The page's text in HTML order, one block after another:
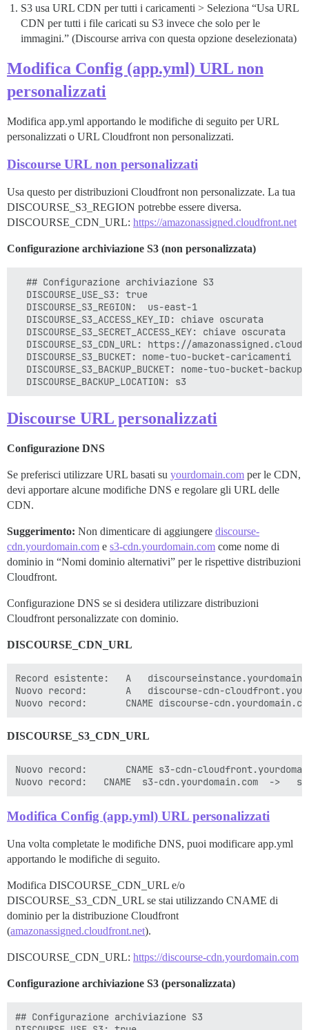
S3 usa URL CDN per tutti i caricamenti > Seleziona “Usa URL
CDN per tutti i file caricati su S3 invece che solo per le
immagini.” (Discourse arriva con questa opzione deselezionata)
Modifica Config (app.yml) URL non
personalizzati
Modifica app.yml apportando le modifiche di seguito per URL
personalizzati o URL Cloudfront non personalizzati.
Discourse URL non personalizzati
Usa questo per distribuzioni Cloudfront non personalizzate. La tua
DISCOURSE_S3_REGION potrebbe essere diversa.
DISCOURSE_CDN_URL: https://amazonassigned.cloudfront.net
Configurazione archiviazione S3 (non personalizzata)
  ## Configurazione archiviazione S3
  DISCOURSE_USE_S3: true
  DISCOURSE_S3_REGION:  us-east-1
  DISCOURSE_S3_ACCESS_KEY_ID: chiave oscurata
  DISCOURSE_S3_SECRET_ACCESS_KEY: chiave oscurata
DISCOURSE_S3_CDN_URL: https://
  DISCOURSE_S3_BUCKET: nome-tuo-bucket-caricamenti
  DISCOURSE_S3_BACKUP_BUCKET: nome-tuo-bucket-backup
Discourse URL personalizzati
Configurazione DNS
Se preferisci utilizzare URL basati su yourdomain.com per le CDN,
devi apportare alcune modifiche DNS e regolare gli URL delle
CDN.
Suggerimento: Non dimenticare di aggiungere discourse-
cdn.yourdomain.com e s3-cdn.yourdomain.com come nome di
dominio in “Nomi dominio alternativi” per le rispettive distribuzioni
Cloudfront.
Configurazione DNS se si desidera utilizzare distribuzioni
Cloudfront personalizzate con dominio.
DISCOURSE_CDN_URL
Record esistente:	A   discourseinstance.yourdomain.com   ip istanza  Nota: Questo è l'IP esistente dell'installazione Discourse.
Nuovo record:		A   discourse-cdn-cloudfront.yourdomain.com   ip istanza
DISCOURSE_S3_CDN_URL
Nuovo record:		CNAME s3-cdn-cloudfront.yourdomain.com  ->   amazonassigned.cloudfront.net
Modifica Config (app.yml) URL personalizzati
Una volta completate le modifiche DNS, puoi modificare app.yml
apportando le modifiche di seguito.
Modifica DISCOURSE_CDN_URL e/o
DISCOURSE_S3_CDN_URL se stai utilizzando CNAME di
dominio per la distribuzione Cloudfront
(amazonassigned.cloudfront.net).
DISCOURSE_CDN_URL: https://discourse-cdn.yourdomain.com
Configurazione archiviazione S3 (personalizzata)
## Configurazione archiviazione S3